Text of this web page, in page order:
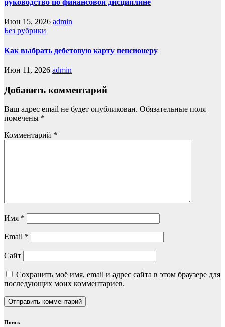
руководство по финансовой дисциплине
Июн 15, 2026 admin
Без рубрики
Как выбрать дебетовую карту пенсионеру
Июн 11, 2026 admin
Добавить комментарий
Ваш адрес email не будет опубликован. Обязательные поля
помечены *
Комментарий *
Имя *
Email *
Сайт
Сохранить моё имя, email и адрес сайта в этом браузере для
последующих моих комментариев.
Поиск